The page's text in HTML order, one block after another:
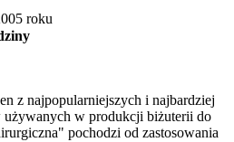
roku
z najpopularniejszych i najbardziej
używanych w produkcji biżuterii do
pochodzi od zastosowania